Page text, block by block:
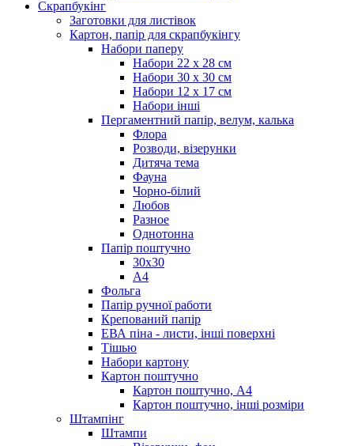
Скрапбукінг
Заготовки для листівок
Картон, папір для скрапбукінгу
Набори паперу
Набори 22 х 28 см
Набори 30 х 30 см
Набори 12 х 17 см
Набори інші
Пергаментний папір, велум, калька
Флора
Розводи, візерунки
Дитяча тема
Фауна
Чорно-білий
Любов
Разное
Однотонна
Папір поштучно
30х30
А4
Фольга
Папір ручної работи
Крепований папір
ЕВА піна - листи, інші поверхні
Тішью
Набори картону
Картон поштучно
Картон поштучно, А4
Картон поштучно, інші розміри
Штампінг
Штампи